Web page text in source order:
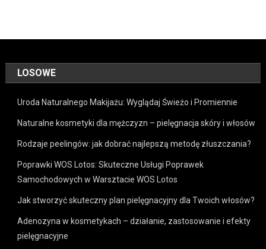
LOSOWE
Uroda Naturalnego Makijażu: Wyglądaj Świeżo i Promiennie
Naturalne kosmetyki dla mężczyzn – pielęgnacja skóry i włosów
Rodzaje peelingów: jak dobrać najlepszą metodę złuszczania?
Poprawki WOS Lotos: Skuteczne Usługi Poprawek
Samochodowych w Warsztacie WOS Lotos
Jak stworzyć skuteczny plan pielęgnacyjny dla Twoich włosów?
Adenozyna w kosmetykach – działanie, zastosowanie i efekty
pielęgnacyjne